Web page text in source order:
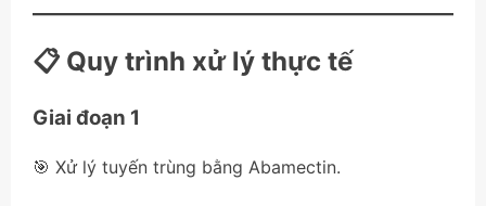
📋 Quy trình xử lý thực tế
Giai đoạn 1
🎯 Xử lý tuyến trùng bằng Abamectin.